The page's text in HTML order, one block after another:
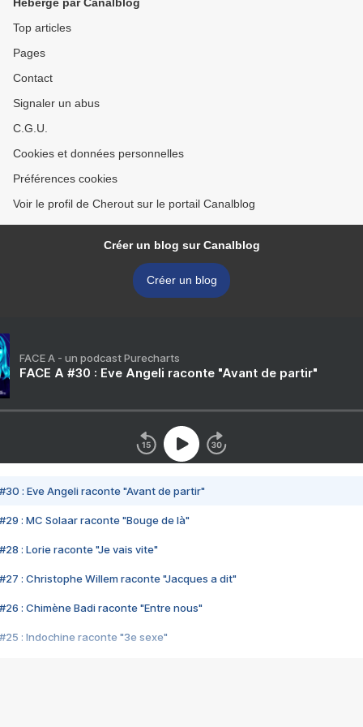
Top articles
Pages
Contact
Signaler un abus
C.G.U.
Cookies et données personnelles
Préférences cookies
Voir le profil de Cherout sur le portail Canalblog
Créer un blog sur Canalblog
Créer un blog
FACE A - un podcast Purecharts
FACE A #30 : Eve Angeli raconte "Avant de partir"
#30 : Eve Angeli raconte "Avant de partir"
#29 : MC Solaar raconte "Bouge de là"
#28 : Lorie raconte "Je vais vite"
#27 : Christophe Willem raconte "Jacques a dit"
#26 : Chimène Badi raconte "Entre nous"
#25 : Indochine raconte "3e sexe"